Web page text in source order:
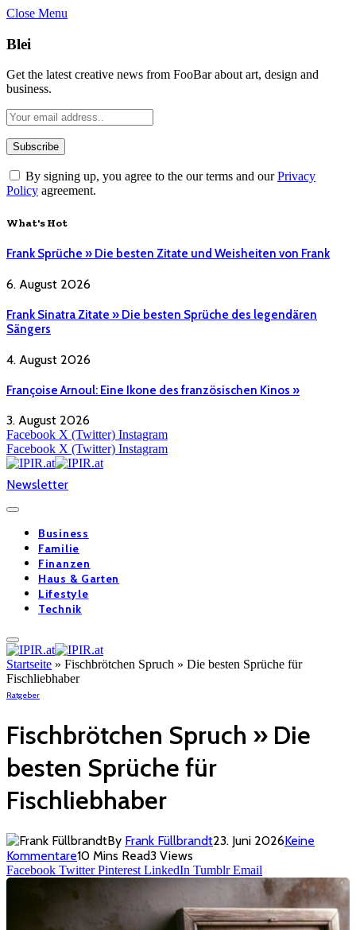
Close Menu
Blei
Get the latest creative news from FooBar about art, design and
business.
By signing up, you agree to the our terms and ourPrivacy
Policy agreement.
What's Hot
Frank Sprüche » Die besten Zitate und Weisheiten von Frank
6. August 2026
Frank Sinatra Zitate » Die besten Sprüche des legendären
Sängers
4. August 2026
Françoise Arnoul: Eine Ikone des französischen Kinos »
3. August 2026
Facebook X (Twitter) Instagram
Facebook X (Twitter) Instagram
Newsletter
Business
Familie
Finanzen
Haus & Garten
Lifestyle
Technik
Startseite » Fischbrötchen Spruch » Die besten Sprüche für
Fischliebhaber
Ratgeber
Fischbrötchen Spruch » Die
besten Sprüche für
Fischliebhaber
By Frank Füllbrandt23. Juni 2026Keine
Kommentare10 Mins Read3 Views
Facebook Twitter Pinterest LinkedIn Tumblr Email